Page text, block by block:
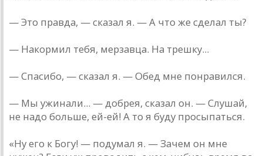
— Это правда, — сказал я. — А что же сделал ты?
— Накормил тебя, мерзавца. На трешку...
— Спасибо, — сказал я. — Обед мне понравился.
— Мы ужинали... — добрея, сказал он. — Слушай,
не надо больше, ей-ей! А то я буду просыпаться.
«Ну его к Богу! — подумал я. — Зачем он мне